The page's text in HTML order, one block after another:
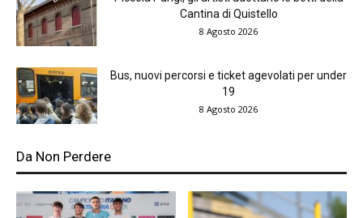
Cantina di Quistello
8 Agosto 2026
Bus, nuovi percorsi e ticket agevolati per under
19
8 Agosto 2026
Da Non Perdere